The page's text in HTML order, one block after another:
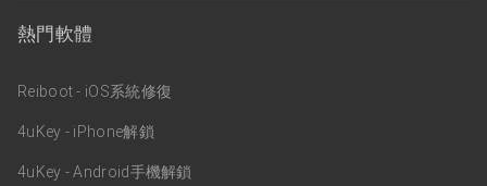
熱門軟體
Reiboot - iOS系統修復
4uKey - iPhone解鎖
4uKey - Android手機解鎖